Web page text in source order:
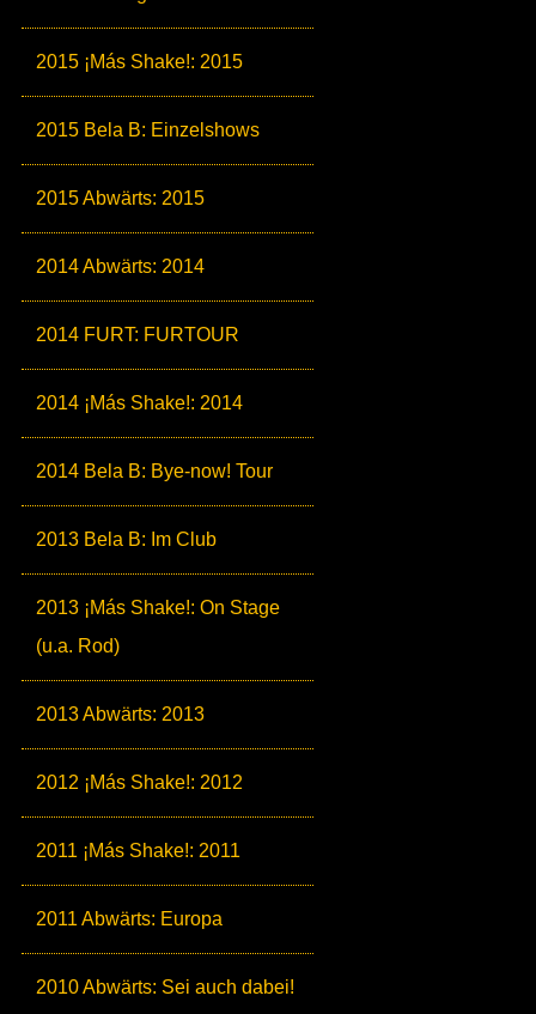
2015 ¡Más Shake!: 2015
2015 Bela B: Einzelshows
2015 Abwärts: 2015
2014 Abwärts: 2014
2014 FURT: FURTOUR
2014 ¡Más Shake!: 2014
2014 Bela B: Bye-now! Tour
2013 Bela B: Im Club
2013 ¡Más Shake!: On Stage
(u.a. Rod)
2013 Abwärts: 2013
2012 ¡Más Shake!: 2012
2011 ¡Más Shake!: 2011
2011 Abwärts: Europa
2010 Abwärts: Sei auch dabei!